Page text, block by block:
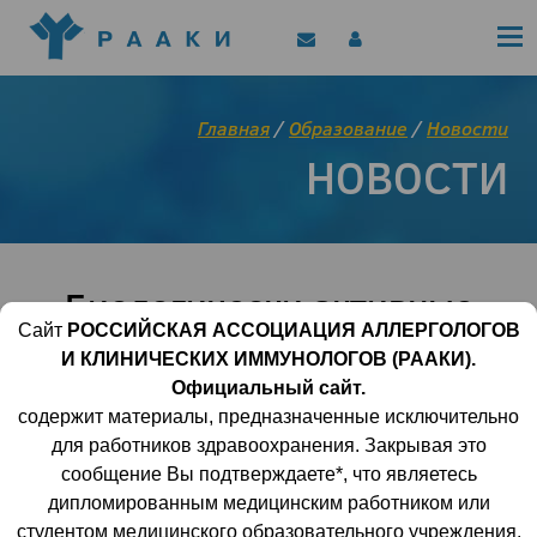
Клинические рекомендации
Позиционные документы
EAACI/РААКИ (статьи)
Цифровой канал
Главная/Образование /Новости
НОВОСТИ
Биологически активные
добавки в спорте
07 мая 2019 | 13:18:31 3598 0
Руководство для врачей по спортивной
медицине/колл. авт., 2018 - 36 с.
Сайт РОССИЙСКАЯ АССОЦИАЦИЯ АЛЛЕРГОЛОГОВ
И КЛИНИЧЕСКИХ ИММУНОЛОГОВ (РААКИ).
Официальный сайт.
содержит материалы, предназначенные исключительно
для работников здравоохранения. Закрывая это
сообщение Вы подтверждаете*, что являетесь
дипломированным медицинским работником или
студентом медицинского образовательного учреждения.